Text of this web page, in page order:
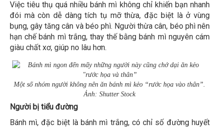
Việc tiêu thụ quá nhiều bánh mì không chỉ khiến bạn nhanh
đói mà còn dễ dàng tích tụ mỡ thừa, đặc biệt là ở vùng
bụng, gây tăng cân và béo phì. Người thừa cân, béo phì nên
hạn chế bánh mì trắng, thay thế bằng bánh mì nguyên cám
giàu chất xơ, giúp no lâu hơn.
Một số nhóm người không nên ăn bánh mì kẻo “rước họa vào thân”.
Ảnh: Shutter Stock
Người bị tiểu đường
Bánh mì, đặc biệt là bánh mì trắng, có chỉ số đường huyết